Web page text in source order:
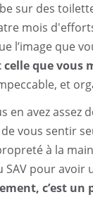
sur des
mois
l’image que
celle que vous
et
en avez assez
vous sentir
à la
pour avoir
c’est un